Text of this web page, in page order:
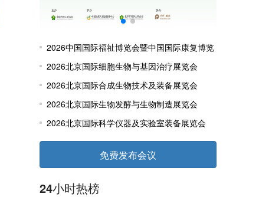
2026中国国际福祉博览会暨中国国际康复博览
会
2026北京国际细胞生物与基因治疗展览会
2026北京国际合成生物技术及装备展览会
2026北京国际生物发酵与生物制造展览会
2026北京国际科学仪器及实验室装备展览会
免费发布会议
24小时热榜